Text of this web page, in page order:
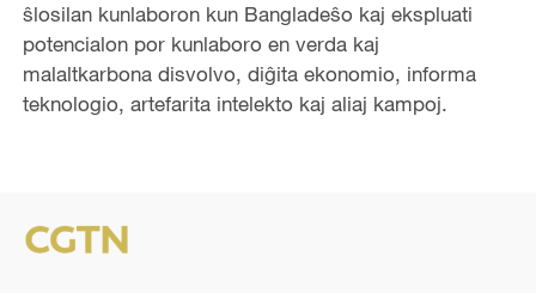
ŝlosilan kunlaboron kun Bangladeŝo kaj ekspluati
potencialon por kunlaboro en verda kaj
malaltkarbona disvolvo, diĝita ekonomio, informa
teknologio, artefarita intelekto kaj aliaj kampoj.